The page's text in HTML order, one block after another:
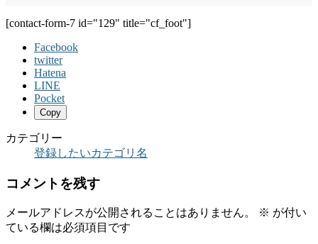
[contact-form-7 id="129" title="cf_foot"]
Facebook
twitter
Hatena
LINE
Pocket
Copy
カテゴリー
登録したいカテゴリ名
コメントを残す
メールアドレスが公開されることはありません。 ※ が付い
ている欄は必須項目です